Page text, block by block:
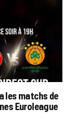
les matchs de
Euroleague